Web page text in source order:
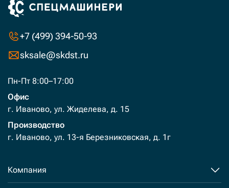
+7 (499) 394-50-93
sksale@skdst.ru
Пн-Пт 8:00–17:00
Офис
г. Иваново, ул. Жиделева, д. 15
Производство
г. Иваново, ул. 13-я Березниковская, д. 1г
Компания